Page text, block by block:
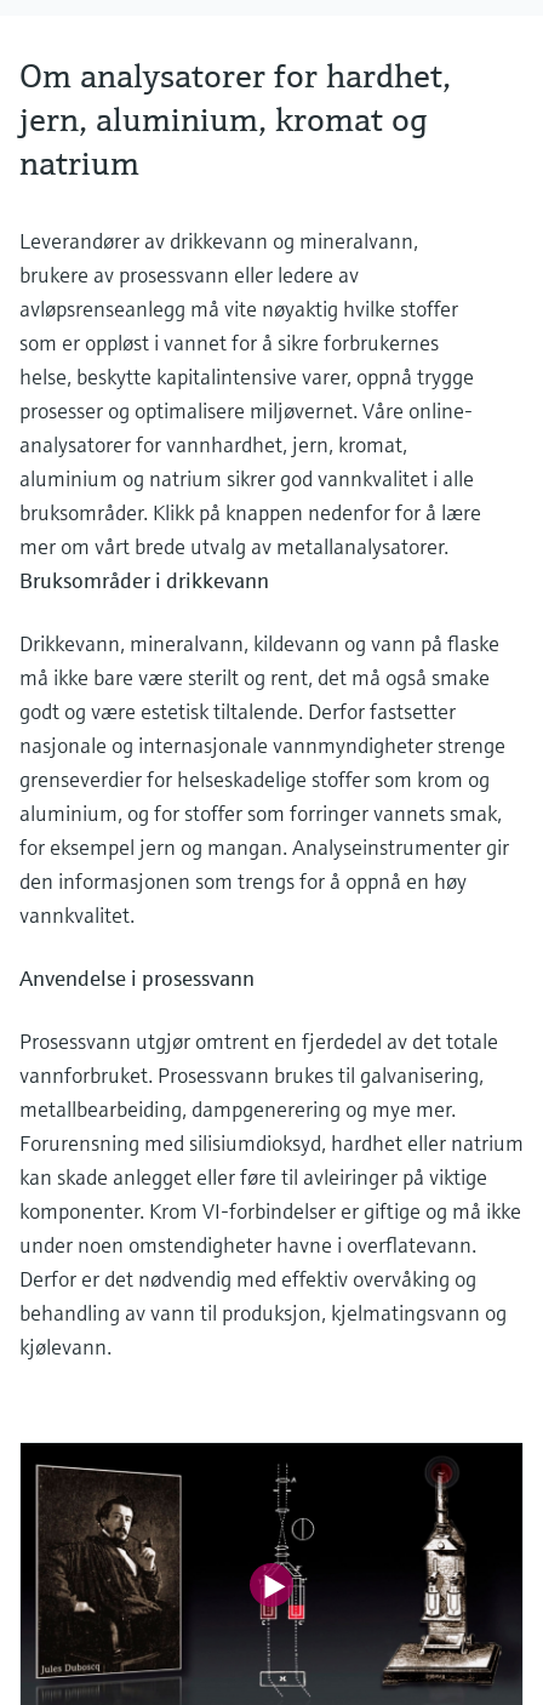
Om analysatorer for hardhet,
jern, aluminium, kromat og
natrium
Leverandører av drikkevann og mineralvann,
brukere av prosessvann eller ledere av
avløpsrenseanlegg må vite nøyaktig hvilke stoffer
som er oppløst i vannet for å sikre forbrukernes
helse, beskytte kapitalintensive varer, oppnå trygge
prosesser og optimalisere miljøvernet. Våre online-
analysatorer for vannhardhet, jern, kromat,
aluminium og natrium sikrer god vannkvalitet i alle
bruksområder. Klikk på knappen nedenfor for å lære
mer om vårt brede utvalg av metallanalysatorer.
Bruksområder i drikkevann
Drikkevann, mineralvann, kildevann og vann på flaske
må ikke bare være sterilt og rent, det må også smake
godt og være estetisk tiltalende. Derfor fastsetter
nasjonale og internasjonale vannmyndigheter strenge
grenseverdier for helseskadelige stoffer som krom og
aluminium, og for stoffer som forringer vannets smak,
for eksempel jern og mangan. Analyseinstrumenter gir
den informasjonen som trengs for å oppnå en høy
vannkvalitet.
Anvendelse i prosessvann
Prosessvann utgjør omtrent en fjerdedel av det totale
vannforbruket. Prosessvann brukes til galvanisering,
metallbearbeiding, dampgenerering og mye mer.
Forurensning med silisiumdioksyd, hardhet eller natrium
kan skade anlegget eller føre til avleiringer på viktige
komponenter. Krom VI-forbindelser er giftige og må ikke
under noen omstendigheter havne i overflatevann.
Derfor er det nødvendig med effektiv overvåking og
behandling av vann til produksjon, kjelmatingsvann og
kjølevann.